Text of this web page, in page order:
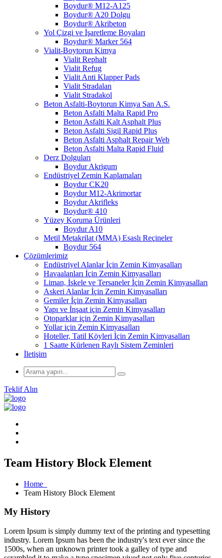
Boydur® M12-A125
Boydur® A20 Dolgu
Boydur® Akribeton
Yol Çizgi ve İşaretleme Boyaları
Boydur® Marker 564
Vialit-Boytorun Kimya
Vialit Rephalt
Vialit Refug
Vialit Anti Klapper Pads
Vialit Stradalan
Vialit Stradakol
Beton Asfalti-Boytorun Kimya San A.S.
Beton Asfalti Malta Rapid Pro
Beton Asfalti Kalt Asphalt Plus
Beton Asfalti Sigil Rapid Plus
Beton Asfalti Asphalt Repair Web
Beton Asfalti Malta Rapid Fluid
Derz Dolguları
Boydur Akrigum
Endüstriyel Zemin Kaplamaları
Boydur CK20
Boydur M12-Akrimortar
Boydur Akrifleks
Boydur® 410
Yüzey Koruma Ürünleri
Boydur A10
Metil Metakrilat (MMA) Esaslı Reçineler
Boydur 564
Çözümlerimiz
Endüstriyel Alanlar İçin Zemin Kimyasalları
Havaalanları İçin Zemin Kimyasalları
Liman, İskele ve Tersaneler İçin Zemin Kimyasalları
Askeri Alanlar İçin Zemin Kimyasalları
Gemiler İçin Zemin Kimyasalları
Yapı ve İnşaat için Zemin Kimyasalları
Otoparklar için Zemin Kimyasalları
Yollar için Zemin Kimyasalları
Hoteller, Tatil Köyleri İçin Zemin Kimyasalları
1 Saatte Kürlenen Raylı Sistem Zeminleri
İletişim
Teklif Alın
Team History Block Element
Home
Team History Block Element
My History
Lorem Ipsum is simply dummy text of the printing and typesetting
industry. Lorem Ipsum has been the industry's text ever since the
1500s, when an unknown printer took a galley of type and